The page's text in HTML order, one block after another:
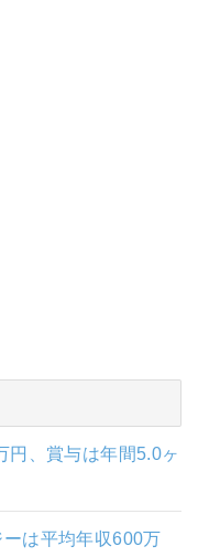
円、賞与は年間5.0ヶ
は平均年収600万